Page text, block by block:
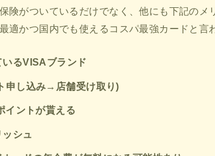
険がついているだけでなく、他にも下記のメ
適かつ国内でも使えるコスパ最強カードと言
るVISAブランド
申し込み→店舗受け取り)
イントが貰える
シュ